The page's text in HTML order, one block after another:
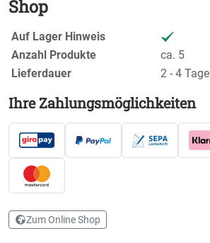
Shop
Auf Lager Hinweis
Anzahl Produkte
ca. 5
Lieferdauer
2 - 4 Tage
Ihre Zahlungsmöglichkeiten
Zum Online Shop